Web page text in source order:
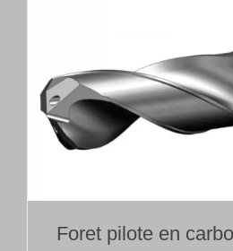
Foret pilote en